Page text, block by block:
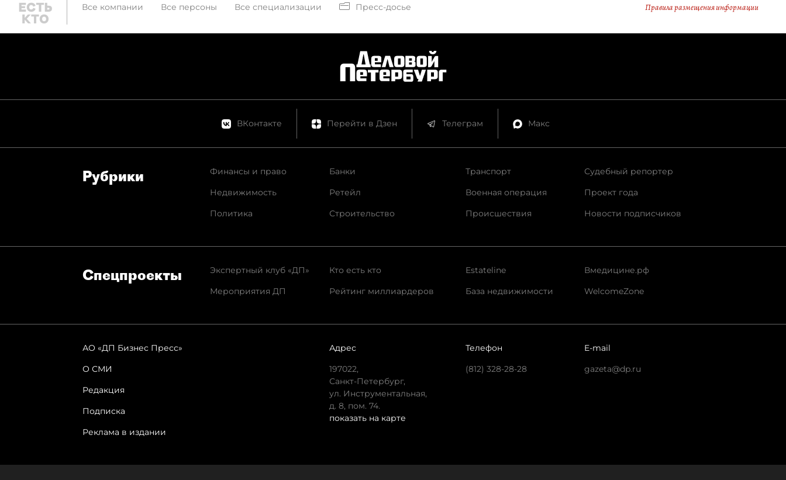
Все компании Все персоны Все специализации Пресс-досье Правила размещения информации
ВКонтакте Перейти в Дзен Телеграм Макс
Рубрики
Финансы и право
Недвижимость
Политика
Банки
Ретейл
Строительство
Транспорт
Военная операция
Происшествия
Судебный репортер
Проект года
Новости подписчиков
Спец­проекты
Экспертный клуб «ДП»
Мероприятия ДП
Кто есть кто
Рейтинг миллиардеров
Estateline
База недвижимости
Вмедицине.рф
WelcomeZone
АО «ДП Бизнес Пресс»
О СМИ
Редакция
Подписка
Реклама в издании
Адрес
197022,
Санкт-Петербург,
ул. Инструментальная,
д. 8, пом. 74.
показать на карте
Телефон
(812) 328-28-28
E-mail
gazeta@dp.ru